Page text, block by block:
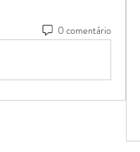
0 comentário